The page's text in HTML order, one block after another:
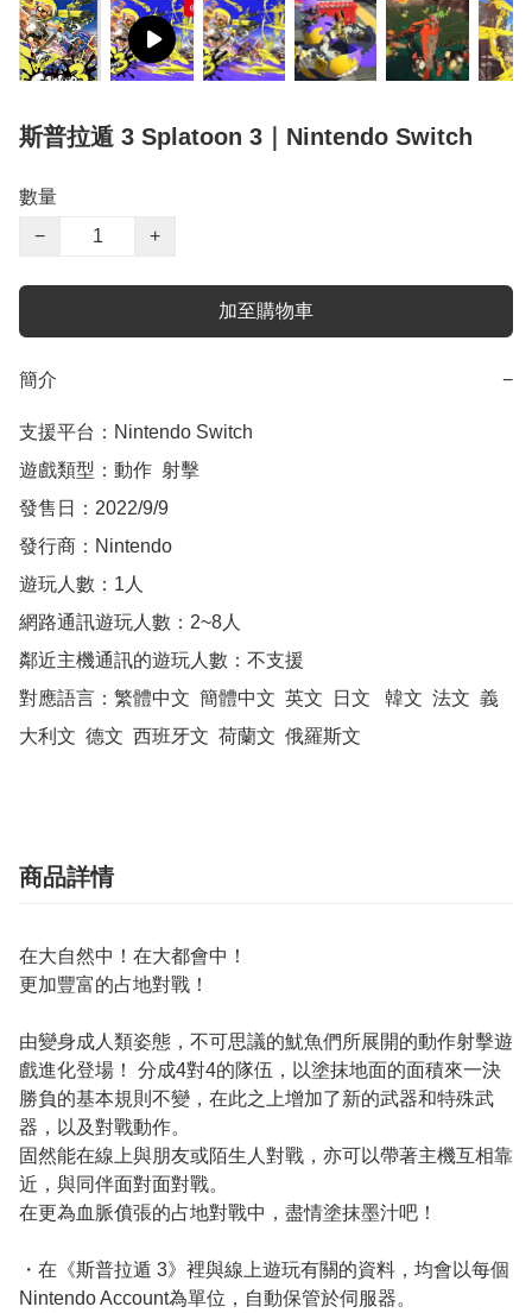
斯普拉遁 3 Splatoon 3｜Nintendo Switch
數量
−
+
加至購物車
簡介 −
支援平台：Nintendo Switch
遊戲類型：動作  射擊
發售日：2022/9/9
發行商：Nintendo
遊玩人數：1人
網路通訊遊玩人數：2~8人
鄰近主機通訊的遊玩人數：不支援
對應語言：繁體中文  簡體中文  英文  日文   韓文  法文  義
大利文  德文  西班牙文  荷蘭文  俄羅斯文
商品詳情
在大自然中！在大都會中！
更加豐富的占地對戰！
由變身成人類姿態，不可思議的魷魚們所展開的動作射擊遊
戲進化登場！ 分成4對4的隊伍，以塗抹地面的面積來一決
勝負的基本規則不變，在此之上增加了新的武器和特殊武
器，以及對戰動作。
固然能在線上與朋友或陌生人對戰，亦可以帶著主機互相靠
近，與同伴面對面對戰。
在更為血脈僨張的占地對戰中，盡情塗抹墨汁吧！
・在《斯普拉遁 3》裡與線上遊玩有關的資料，均會以每個
Nintendo Account為單位，自動保管於伺服器。